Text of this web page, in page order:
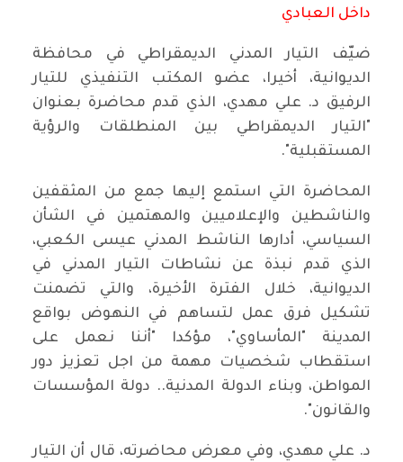
داخل العبادي
ضيّف التيار المدني الديمقراطي في محافظة
الديوانية، أخيرا، عضو المكتب التنفيذي للتيار
الرفيق د. علي مهدي، الذي قدم محاضرة بعنوان
"التيار الديمقراطي بين المنطلقات والرؤية
المستقبلية".
المحاضرة التي استمع إليها جمع من المثقفين
والناشطين والإعلاميين والمهتمين في الشأن
السياسي، أدارها الناشط المدني عيسى الكعبي،
الذي قدم نبذة عن نشاطات التيار المدني في
الديوانية، خلال الفترة الأخيرة، والتي تضمنت
تشكيل فرق عمل لتساهم في النهوض بواقع
المدينة "المأساوي"، مؤكدا "أننا نعمل على
استقطاب شخصيات مهمة من اجل تعزيز دور
المواطن، وبناء الدولة المدنية.. دولة المؤسسات
والقانون".
د. علي مهدي، وفي معرض محاضرته، قال أن التيار